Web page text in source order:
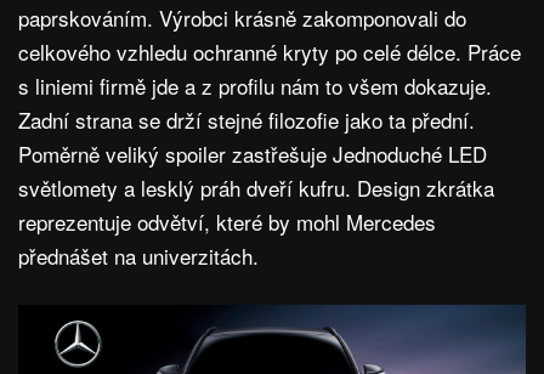
paprskováním. Výrobci krásně zakomponovali do
celkového vzhledu ochranné kryty po celé délce. Práce
s liniemi firmě jde a z profilu nám to všem dokazuje.
Zadní strana se drží stejné filozofie jako ta přední.
Poměrně veliký spoiler zastřešuje Jednoduché LED
světlomety a lesklý práh dveří kufru. Design zkrátka
reprezentuje odvětví, které by mohl Mercedes
přednášet na univerzitách.